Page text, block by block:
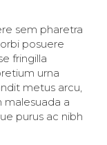
sem pharetra
posuere
fringilla
urna
metus arcu,
malesuada a
purus ac nibh